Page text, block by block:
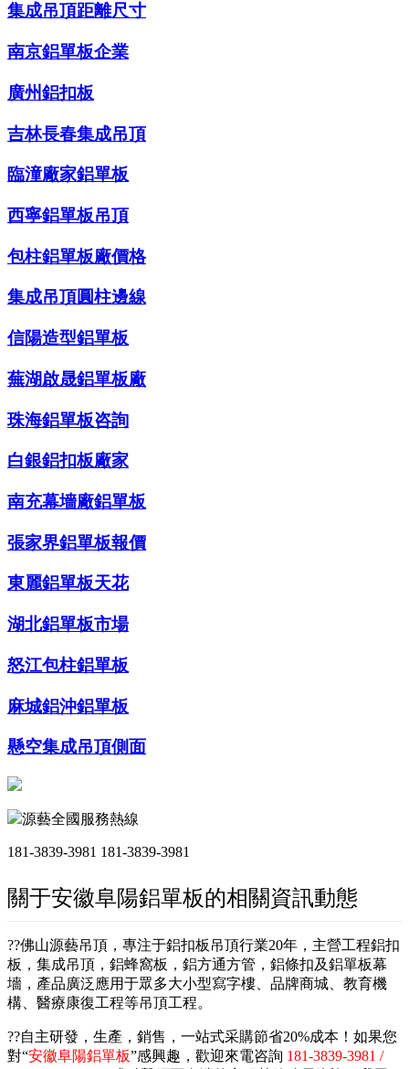
集成吊頂距離尺寸
南京鋁單板企業
廣州鋁扣板
吉林長春集成吊頂
臨潼廠家鋁單板
西寧鋁單板吊頂
包柱鋁單板廠價格
集成吊頂圓柱邊線
信陽造型鋁單板
蕪湖啟晟鋁單板廠
珠海鋁單板咨詢
白銀鋁扣板廠家
南充幕墻廠鋁單板
張家界鋁單板報價
東麗鋁單板天花
湖北鋁單板市場
怒江包柱鋁單板
麻城鋁沖鋁單板
懸空集成吊頂側面
源藝全國服務熱線
181-3839-3981 181-3839-3981
關于安徽阜陽鋁單板的相關資訊動態
??佛山源藝吊頂，專注于鋁扣板吊頂行業20年，主營工程鋁扣
板，集成吊頂，鋁蜂窩板，鋁方通方管，鋁條扣及鋁單板幕
墻，產品廣泛應用于眾多大小型寫字樓、品牌商城、教育機
構、醫療康復工程等吊頂工程。
??自主研發，生產，銷售，一站式采購節省20%成本！如果您
對“安徽阜陽鋁單板”感興趣，歡迎來電咨詢 181-3839-3981 /